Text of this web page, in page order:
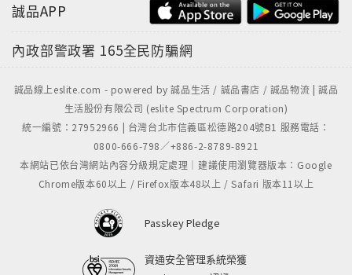
誠品APP
內政部警政署 165全民防騙網
誠品線上eslite.com - powered by 誠品生活 / 誠品書店 / 誠品物流 | 誠品
生活股份有限公司 (eslite Spectrum Corporation)
統一編號：27952966 | 台灣台北市信義區松德路204號B1 服務電話：
0800-666-798／+886-2-8789-8921
本網站已依台灣網站內容分級規定處理｜建議使用瀏覽器版本：Google
Chrome版本60以上 / Firefox版本48以上 / Safari 版本11以上
Passkey Pledge
資通安全管理系統榮獲